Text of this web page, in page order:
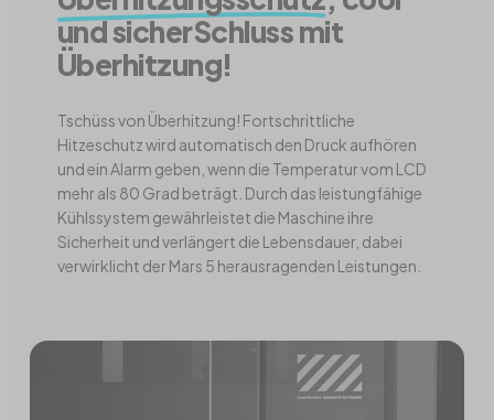
und sicherSchluss mit
Überhitzung!
Tschüss von Überhitzung! Fortschrittliche
Hitzeschutz wird automatisch den Druck aufhören
und ein Alarm geben, wenn die Temperatur vom LCD
mehr als 80 Grad beträgt. Durch das leistungfähige
Kühlssystem gewährleistet die Maschine ihre
Sicherheit und verlängert die Lebensdauer, dabei
verwirklicht der Mars 5 herausragenden Leistungen.